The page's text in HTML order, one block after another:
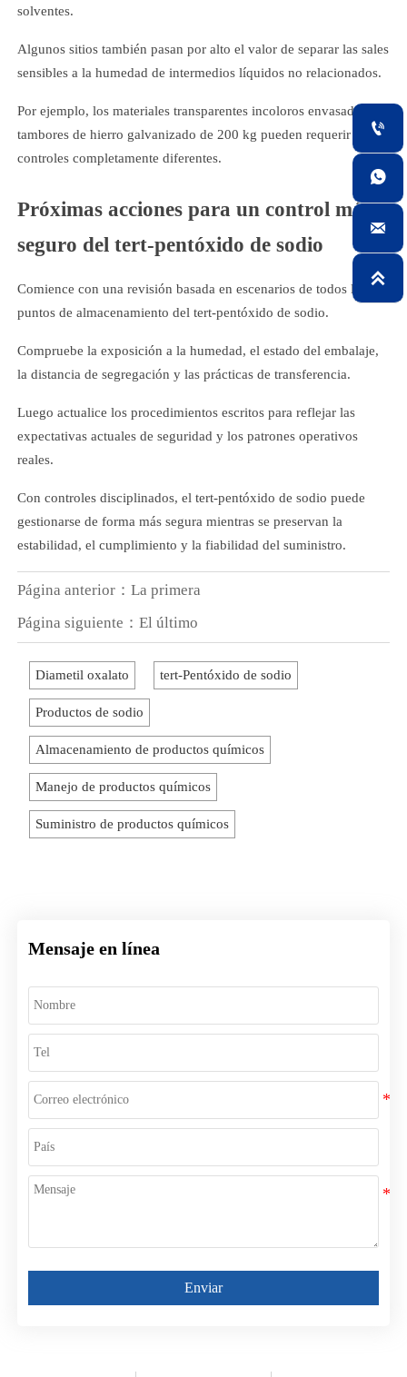
solventes.
Algunos sitios también pasan por alto el valor de separar las sales
sensibles a la humedad de intermedios líquidos no relacionados.
Por ejemplo, los materiales transparentes incoloros envasados en
tambores de hierro galvanizado de 200 kg pueden requerir
controles completamente diferentes.
Próximas acciones para un control más
seguro del tert-pentóxido de sodio
Comience con una revisión basada en escenarios de todos los
puntos de almacenamiento del tert-pentóxido de sodio.
Compruebe la exposición a la humedad, el estado del embalaje,
la distancia de segregación y las prácticas de transferencia.
Luego actualice los procedimientos escritos para reflejar las
expectativas actuales de seguridad y los patrones operativos
reales.
Con controles disciplinados, el tert-pentóxido de sodio puede
gestionarse de forma más segura mientras se preservan la
estabilidad, el cumplimiento y la fiabilidad del suministro.
Página anterior：La primera
Página siguiente：El último
Diametil oxalato tert-Pentóxido de sodio
Productos de sodio
Almacenamiento de productos químicos
Manejo de productos químicos
Suministro de productos químicos
Mensaje en línea
Enviar



